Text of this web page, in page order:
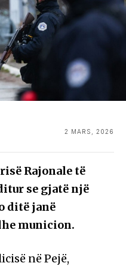
2 MARS, 2026
Rajonale të
se gjatë një
ditë janë
municion.
në Pejë,